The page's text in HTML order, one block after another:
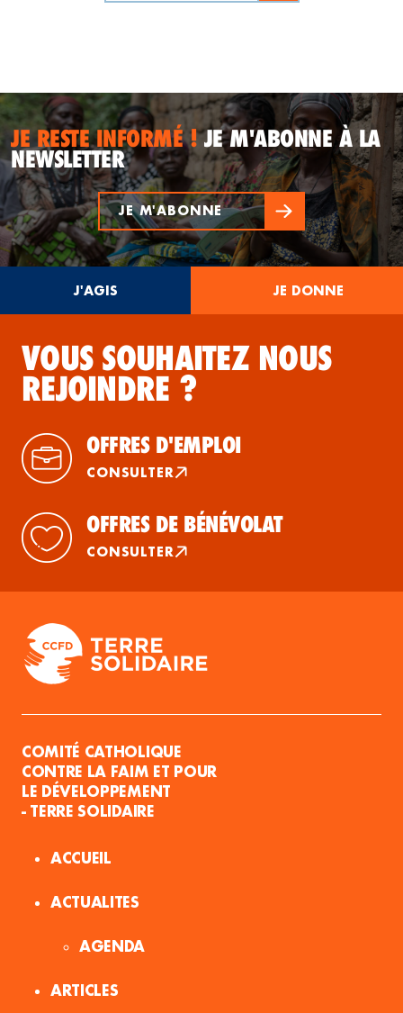
JE RESTE INFORMÉ !JE M'ABONNE À LA
NEWSLETTER
JE M'ABONNE
J'AGIS JE DONNE
VOUS SOUHAITEZ NOUS
REJOINDRE ?
OFFRES D'EMPLOI
CONSULTER
OFFRES DE BÉNÉVOLAT
CONSULTER
COMITÉ CATHOLIQUE
CONTRE LA FAIM ET POUR
LE DÉVELOPPEMENT
- TERRE SOLIDAIRE
ACCUEIL
ACTUALITES
AGENDA
ARTICLES